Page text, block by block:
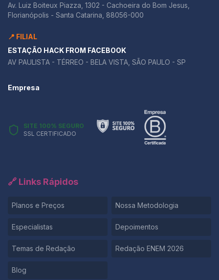
Av. Luiz Boiteux Piazza, 1302 - Cachoeira do Bom Jesus,
Florianópolis - Santa Catarina, 88056-000
📍 FILIAL
ESTAÇÃO HACK FROM FACEBOOK
AV PAULISTA - TÉRREO - BELA VISTA, SÃO PAULO - SP
Empresa
SITE 100% SEGURO
SSL CERTIFICADO
🔗 Links Rápidos
Planos e Preços Nossa Metodologia
Especialistas Depoimentos
Temas de Redação Redação ENEM 2026
Blog